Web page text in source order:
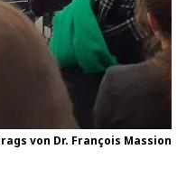
von Dr. François Massion